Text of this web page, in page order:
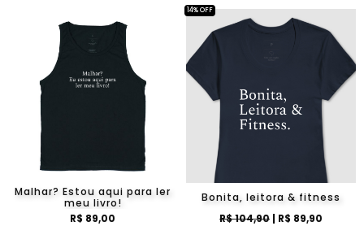
Malhar? Estou aqui para ler
meu livro!
R$ 89,00
Bonita, leitora & fitness
R$ 104,90| R$ 89,90
14% OFF